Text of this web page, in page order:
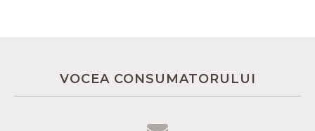
VOCEA CONSUMATORULUI